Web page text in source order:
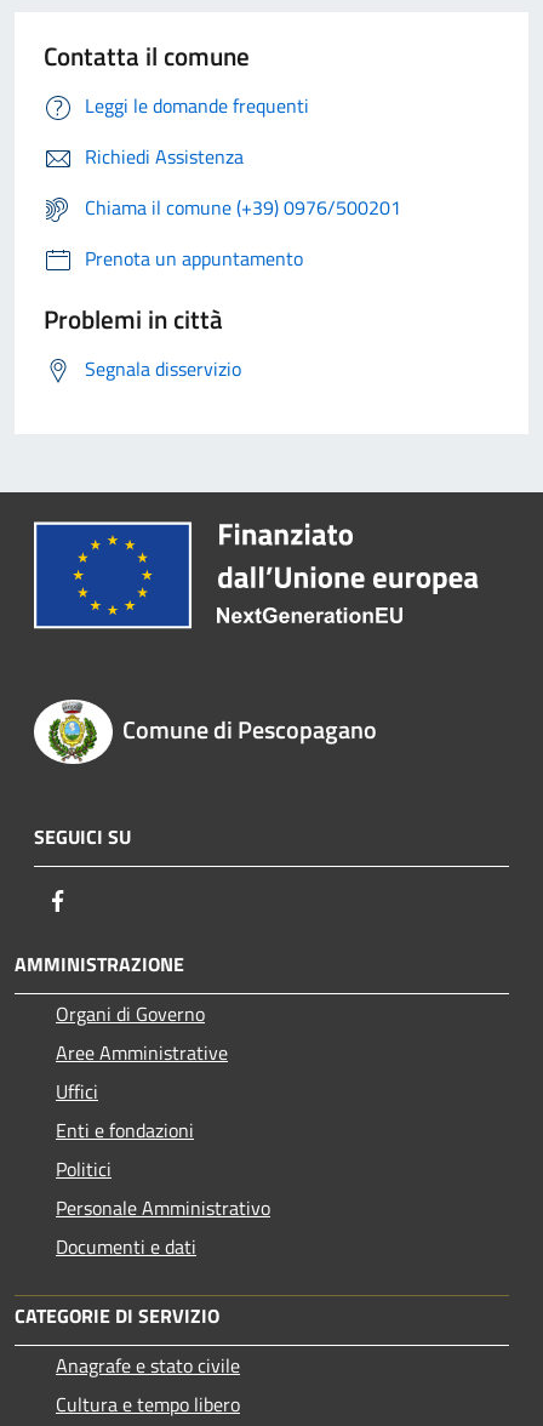
Contatta il comune
Leggi le domande frequenti
Richiedi Assistenza
Chiama il comune (+39) 0976/500201
Prenota un appuntamento
Problemi in città
Segnala disservizio
Comune di Pescopagano
SEGUICI SU
AMMINISTRAZIONE
Organi di Governo
Aree Amministrative
Uffici
Enti e fondazioni
Politici
Personale Amministrativo
Documenti e dati
CATEGORIE DI SERVIZIO
Anagrafe e stato civile
Cultura e tempo libero